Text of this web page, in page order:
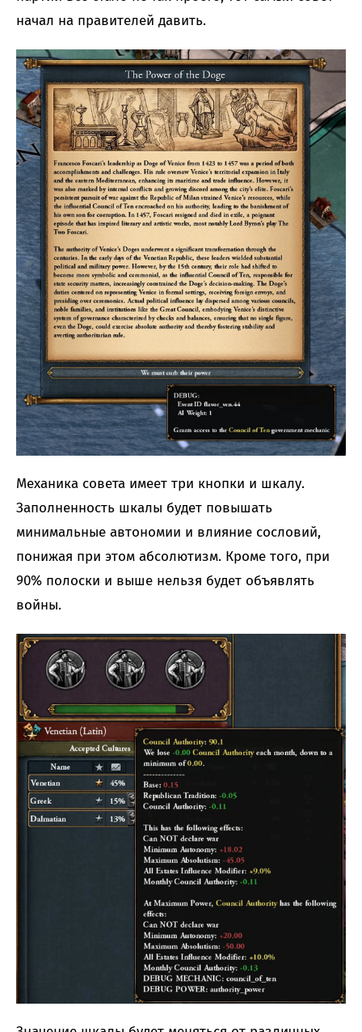
начал на правителей давить.
Механика совета имеет три кнопки и шкалу.
Заполненность шкалы будет повышать
минимальные автономии и влияние сословий,
понижая при этом абсолютизм. Кроме того, при
90% полоски и выше нельзя будет объявлять
войны.